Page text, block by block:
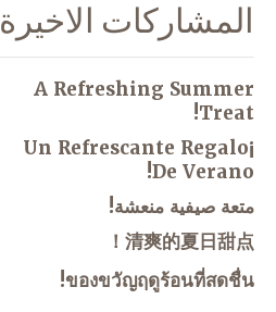
المشاركات الاخيرة
A Refreshing Summer
Treat!
¡Un Refrescante Regalo
De Verano!
متعة صيفية منعشة!
清爽的夏日甜点！
ของขวัญฤดูร้อนที่สดชื่น!